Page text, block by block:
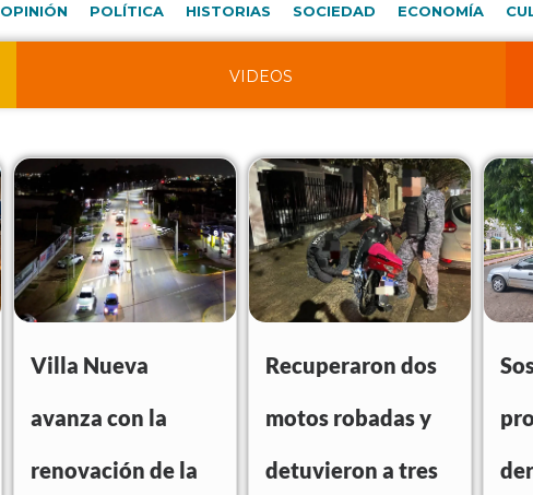
OPINIÓN POLÍTICA HISTORIAS SOCIEDAD ECONOMÍA
VIDEOS
Villa Nueva
avanza con la
renovación de la
Recuperaron dos
motos robadas y
detuvieron a tres